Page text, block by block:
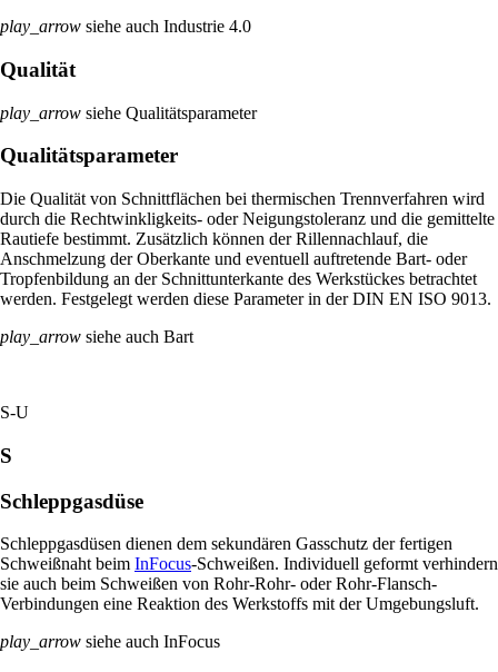
play_arrow siehe auch Industrie 4.0
Qualität
play_arrow siehe Qualitätsparameter
Qualitätsparameter
Die Qualität von Schnittflächen bei thermischen Trennverfahren wird
durch die Rechtwinkligkeits- oder Neigungstoleranz und die gemittelte
Rautiefe bestimmt. Zusätzlich können der Rillennachlauf, die
Anschmelzung der Oberkante und eventuell auftretende Bart- oder
Tropfenbildung an der Schnittunterkante des Werkstückes betrachtet
werden. Festgelegt werden diese Parameter in der DIN EN ISO 9013.
play_arrow siehe auch Bart
S-U
S
Schleppgasdüse
Schleppgasdüsen dienen dem sekundären Gasschutz der fertigen
Schweißnaht beim InFocus-Schweißen. Individuell geformt verhindern
sie auch beim Schweißen von Rohr-Rohr- oder Rohr-Flansch-
Verbindungen eine Reaktion des Werkstoffs mit der Umgebungsluft.
play_arrow siehe auch InFocus